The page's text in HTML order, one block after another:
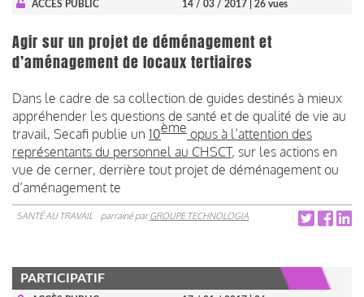
ACCÈS PUBLIC 14 / 03 / 2017 | 26 vues
Agir sur un projet de déménagement et
d’aménagement de locaux tertiaires
Dans le cadre de sa collection de guides destinés à mieux
appréhender les questions de santé et de qualité de vie au
travail, Secafi publie un 10ème opus à l’attention des
représentants du personnel au CHSCT, sur les actions en
vue de cerner, derrière tout projet de déménagement ou
d’aménagement te
SANTÉ AU TRAVAIL parrainé parGROUPE TECHNOLOGIA
PARTICIPATIF